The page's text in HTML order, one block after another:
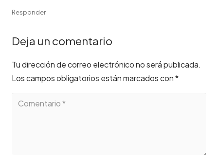
Responder
Deja un comentario
Tu dirección de correo electrónico no será publicada.
Los campos obligatorios están marcados con*